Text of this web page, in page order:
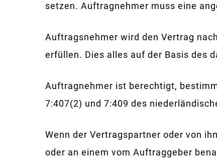
setzen. Auftragnehmer muss eine
Auftragsnehmer wird den Vertrag
erfüllen. Dies alles auf der Basis des
Auftragnehmer ist berechtigt,
7:407(2) und 7:409 des
Wenn der Vertragspartner oder von
oder an einem vom Auftraggeber